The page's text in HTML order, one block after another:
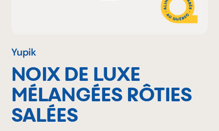
Yupik
NOIX DE LUXE
MÉLANGÉES RÔTIES
SALÉES